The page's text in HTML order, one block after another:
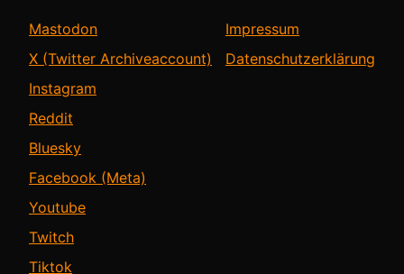
Mastodon
X (Twitter Archiveaccount)
Instagram
Reddit
Bluesky
Facebook (Meta)
Youtube
Twitch
Tiktok
Impressum
Datenschutzerklärung